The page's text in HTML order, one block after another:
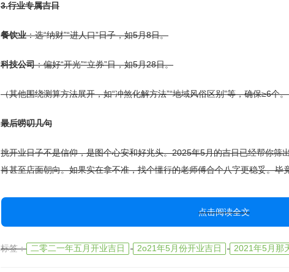
3.行业专属吉日
餐饮业：选“纳财”“进人口”日子，如5月8日。
科技公司：偏好“开光”“立券”日，如5月28日。
（其他围绕测算方法展开，如“冲煞化解方法”“地域风俗区别”等，确保≥6个
最后唠叨几句
挑开业日子不是信仰，是图个心安和好兆头。2025年5月的吉日已经帮你筛
肖甚至店面朝向。如果实在拿不准，找个懂行的老师傅合个八字更稳妥。毕
点击阅读全文
标签： 二零二一年五月开业吉日 2o21年5月份开业吉日 2021年5月那